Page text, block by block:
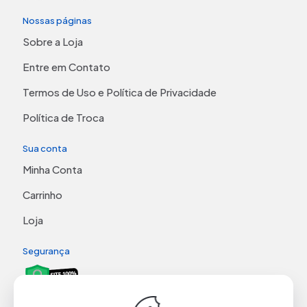
Nossas páginas
Sobre a Loja
Entre em Contato
Termos de Uso e Política de Privacidade
Política de Troca
Sua conta
Minha Conta
Carrinho
Loja
Segurança